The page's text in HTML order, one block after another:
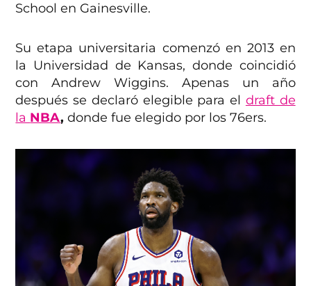
School en Gainesville.
Su etapa universitaria comenzó en 2013 en
la Universidad de Kansas, donde coincidió
con Andrew Wiggins. Apenas un año
después se declaró elegible para el draft de
la NBA, donde fue elegido por los 76ers.